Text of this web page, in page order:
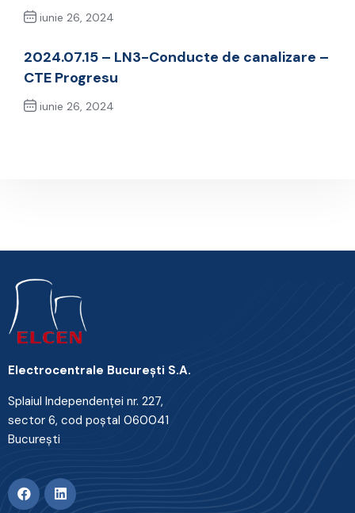
iunie 26, 2024
2024.07.15 – LN3-Conducte de canalizare –
CTE Progresu
iunie 26, 2024
Electrocentrale Bucureşti S.A.
Splaiul Independenţei nr. 227,
sector 6, cod poştal 060041
Bucureşti